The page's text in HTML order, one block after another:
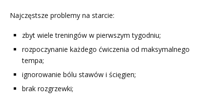
Najczęstsze problemy na starcie:
zbyt wiele treningów w pierwszym tygodniu;
rozpoczynanie każdego ćwiczenia od maksymalnego
tempa;
ignorowanie bólu stawów i ścięgien;
brak rozgrzewki;